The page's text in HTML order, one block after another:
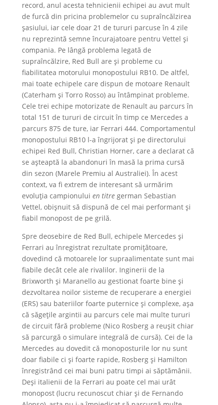
record, anul acesta tehnicienii echipei au avut mult
de furcă din pricina problemelor cu supraîncălzirea
șasiului, iar cele doar 21 de tururi parcuse în 4 zile
nu reprezintă semne încurajatoare pentru Vettel și
compania. Pe lângă problema legată de
supraîncălzire, Red Bull are și probleme cu
fiabilitatea motorului monopostului RB10. De altfel,
mai toate echipele care dispun de motoare Renault
(Caterham și Torro Rosso) au întâmpinat probleme.
Cele trei echipe motorizate de Renault au parcurs în
total 151 de tururi de circuit în timp ce Mercedes a
parcurs 875 de ture, iar Ferrari 444. Comportamentul
monopostului RB10 l-a îngrijorat și pe directorului
echipei Red Bull, Christian Horner, care a declarat că
se așteaptă la abandonuri în masă la prima cursă
din sezon (Marele Premiu al Australiei). În acest
context, va fi extrem de interesant să urmărim
evoluția campionului en titregerman Sebastian
Vettel, obișnuit să dispună de cel mai performant și
fiabil monopost de pe grilă.
Spre deosebire de Red Bull, echipele Mercedes și
Ferrari au înregistrat rezultate promițătoare,
dovedind că motoarele lor supraalimentate sunt mai
fiabile decât cele ale rivalilor. Inginerii de la
Brixworth și Maranello au gestionat foarte bine și
dezvoltarea noilor sisteme de recuperare a energiei
(ERS) sau bateriilor foarte puternice și complexe, așa
că săgețile argintii au parcurs cele mai multe tururi
de circuit fără probleme (Nico Rosberg a reușit chiar
să parcurgă o simulare integrală de cursă). Cei de la
Mercedes au dovedit că monoposturile lor nu sunt
doar fiabile ci și foarte rapide, Rosberg și Hamilton
înregistrând cei mai buni patru timpi ai săptămânii.
Deși italienii de la Ferrari au poate cel mai urât
monopost (lucru recunoscut chiar și de Fernando